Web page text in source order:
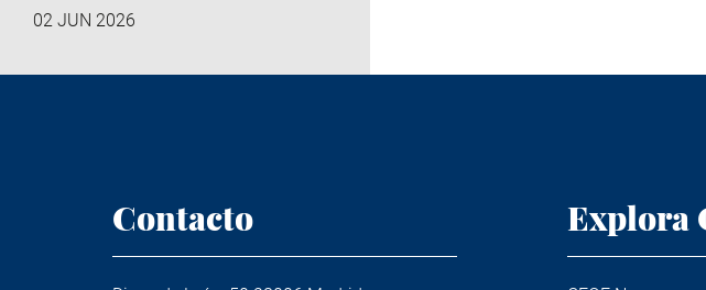
02 JUN 2026
Contacto Explora